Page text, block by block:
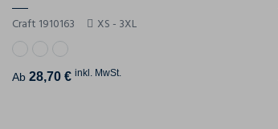
Craft 1910163 XS - 3XL
Ab 28,70 € inkl. MwSt.